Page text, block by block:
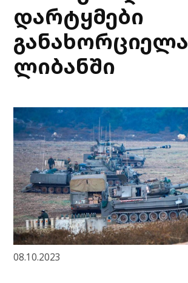
დარტყმები
განახორციელა
ლიბანში
08.10.2023